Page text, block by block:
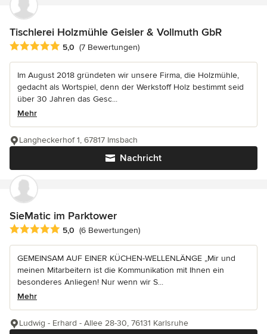
Tischlerei Holzmühle Geisler & Vollmuth GbR
Durchschnittliche Bewertung: 5 von 5 Sternen
5,0 (7 Bewertungen)
Im August 2018 gründeten wir unsere Firma, die Holzmühle,
gedacht als Wortspiel, denn der Werkstoff Holz bestimmt seid
über 30 Jahren das Gesc...
Mehr
Nachricht
Langheckerhof 1, 67817 Imsbach
SieMatic im Parktower
Durchschnittliche Bewertung: 5 von 5 Sternen
5,0 (6 Bewertungen)
GEMEINSAM AUF EINER KÜCHEN-WELLENLÄNGE „Mir und
meinen Mitarbeitern ist die Kommunikation mit Ihnen ein
besonderes Anliegen! Nur wenn wir S...
Mehr
Ludwig - Erhard - Allee 28-30, 76131 Karlsruhe